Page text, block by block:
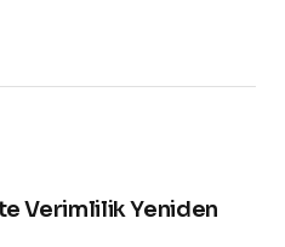
Verimlilik Yeniden